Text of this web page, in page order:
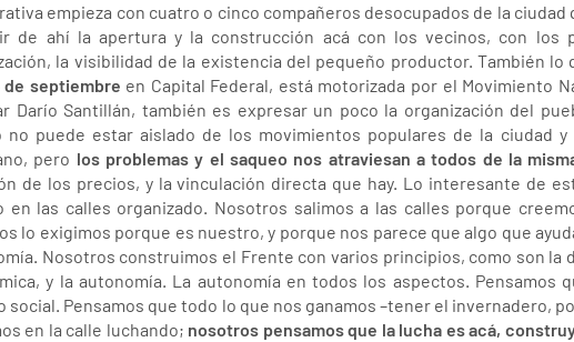
empieza con cuatro o cinco compañeros desocupados de la ciudad
de ahí la apertura y la construcción acá con los vecinos, con los
la visibilidad de la existencia del pequeño productor. También lo
de septiembre en Capital Federal, está motorizada por el Movimiento
Darío Santillán, también es expresar un poco la organización del
no puede estar aislado de los movimientos populares de la ciudad
pero los problemas y el saqueo nos atraviesan a todos de la
de los precios, y la vinculación directa que hay. Lo interesante de
en las calles organizado. Nosotros salimos a las calles porque
lo exigimos porque es nuestro, y porque nos parece que algo que
Nosotros construimos el Frente con varios principios, como son la
y la autonomía. La autonomía en todos los aspectos. Pensamos
social. Pensamos que todo lo que nos ganamos –tener el invernadero,
en la calle luchando; nosotros pensamos que la lucha es acá,